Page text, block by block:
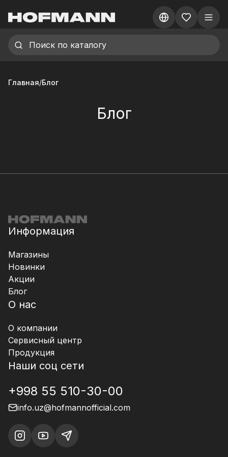
Главная/Блог
Блог
Информация
Магазины
Новинки
Акции
Блог
О нас
О компании
Сервисный центр
Продукция
Наши соц сети
+998 55 510-30-00
info.uz@hofmannofficial.com